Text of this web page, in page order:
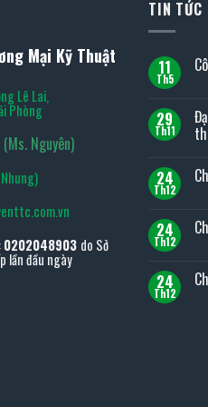
Mại Kỹ Thuật
Lê Lai,
Phòng
Nguyên)
0202048903 do Sở
lần đầu ngày
TIN TỨC
11
Th5
ở
29
Th11
lý
–
Top
24
Th12
bảo
mật
24
Th12
24
Th12